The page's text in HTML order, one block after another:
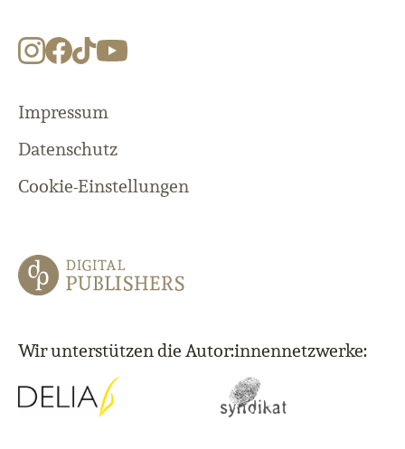
Impressum
Datenschutz
Cookie-Einstellungen
Wir unterstützen die Autor:innennetzwerke: